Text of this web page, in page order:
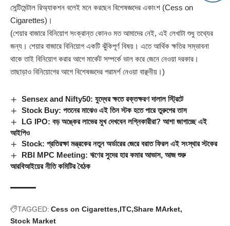
সেন্টিমেন্টাল রিঅ্যাকশন বলেই মনে করছেন বিশেষজ্ঞদের একাংশ (Cess on
Cigarettes)।
(শেয়ার বাজারে বিনিয়োগ সংক্রান্ত কোনও মত আমাদের নেই, এই লেখাটা শুধু তথ্যের
জন্য। শেয়ার বাজারে বিনিয়োগ একটি ঝুঁকিপূর্ণ বিষয়। এতে আর্থিক ক্ষতির সম্ভাবনা
থাকে তাই বিনিয়োগ করার আগে মার্কেট সম্পর্কে ভাল করে জেনে নেওয়া দরকার।
তাছাড়াও বিনিয়োগের আগে বিশেষজ্ঞদের পরামর্শ নেওয়া বাঞ্ছনীয়।)
Sensex and Nifty50: যুদ্ধের ক্ষতে রক্তক্ষরণ দালাল স্ট্রিটে
Stock Buy: পতনের মাঝেও এই তিন স্টক হতে পারে তুরুপের তাস
LG IPO: বড় অঙ্কের লাভের মুখ দেখবেন লগ্নিকারীরা? আশা জাগাচ্ছে এই
আইপিও
Stock: প্রতিরক্ষা মন্ত্রকের নতুন অর্ডারের জেরে বরাত ফিরল এই সংস্থার স্টকের
RBI MPC Meeting: ঋণের সুদের হার কমার আভাস, আজ শুরু
আরবিআইয়ের নীতি কমিটির বৈঠক
TAGGED: Cess on Cigarettes ITC Share MArket
Stock Market